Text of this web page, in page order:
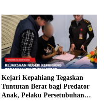
Kejari Kepahiang Tegaskan
Tuntutan Berat bagi Predator
Anak, Pelaku Persetubuhan